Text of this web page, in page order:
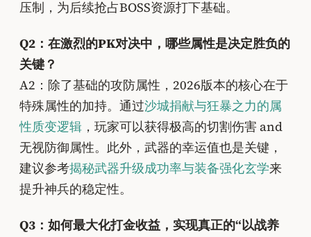
压制，为后续抢占BOSS资源打下基础。
Q2：在激烈的PK对决中，哪些属性是决定胜负的
关键？
A2：除了基础的攻防属性，2026版本的核心在于
特殊属性的加持。通过沙城捐献与狂暴之力的属
性质变逻辑 ，玩家可以获得极高的切割伤害 and
无视防御属性。此外，武器的幸运值也是关键，
建议参考揭秘武器升级成功率与装备强化玄学来
提升神兵的稳定性。
Q3：如何最大化打金收益，实现真正的“以战养